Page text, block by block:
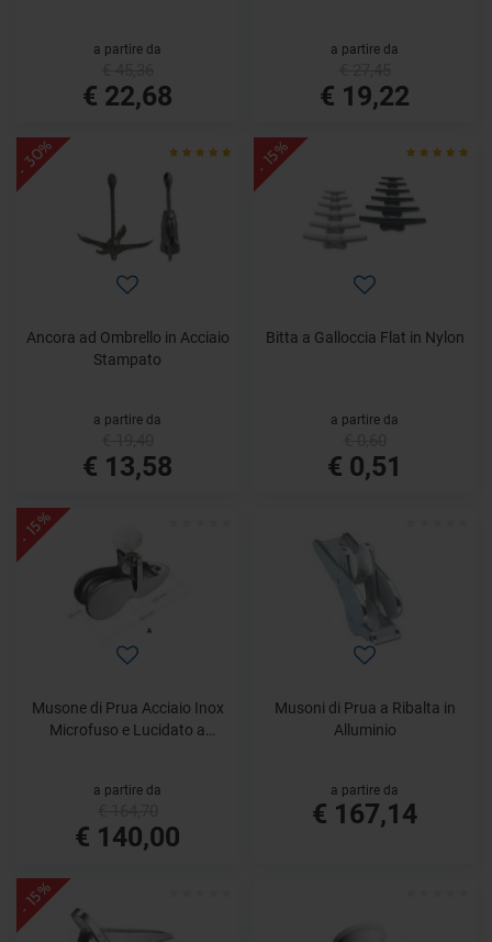
a partire da
€ 22,68
a partire da
€ 19,22
- 30%
Ancora ad Ombrello in Acciaio
Stampato
a partire da
€ 13,58
- 15%
Bitta a Galloccia Flat in Nylon
a partire da
€ 0,51
- 15%
Musone di Prua Acciaio Inox
Microfuso e Lucidato a
a partire da
€ 140,00
Musoni di Prua a Ribalta in
Alluminio
a partire da
€ 167,14
- 15%